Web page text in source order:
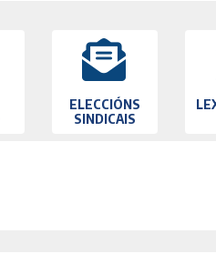
ELECCIÓNS
SINDICAIS